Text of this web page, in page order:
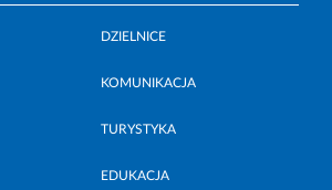
DZIELNICE
KOMUNIKACJA
TURYSTYKA
EDUKACJA